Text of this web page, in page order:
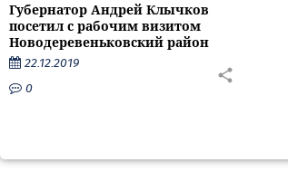
Губернатор Андрей Клычков
посетил с рабочим визитом
Новодеревеньковский район
22.12.2019
0